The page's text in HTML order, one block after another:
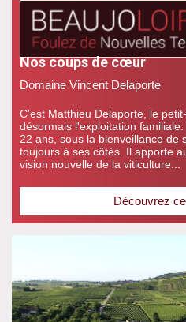
Nos coups de cœur
Domaine Vincent Delaporte
C'est Matthieu Delaporte, le
désormais l'exploitation
22 ans, sous la bienveillance de
toujours à ses côtés. Il apporte
vision nouvelle de la viticulture...
Découvrez